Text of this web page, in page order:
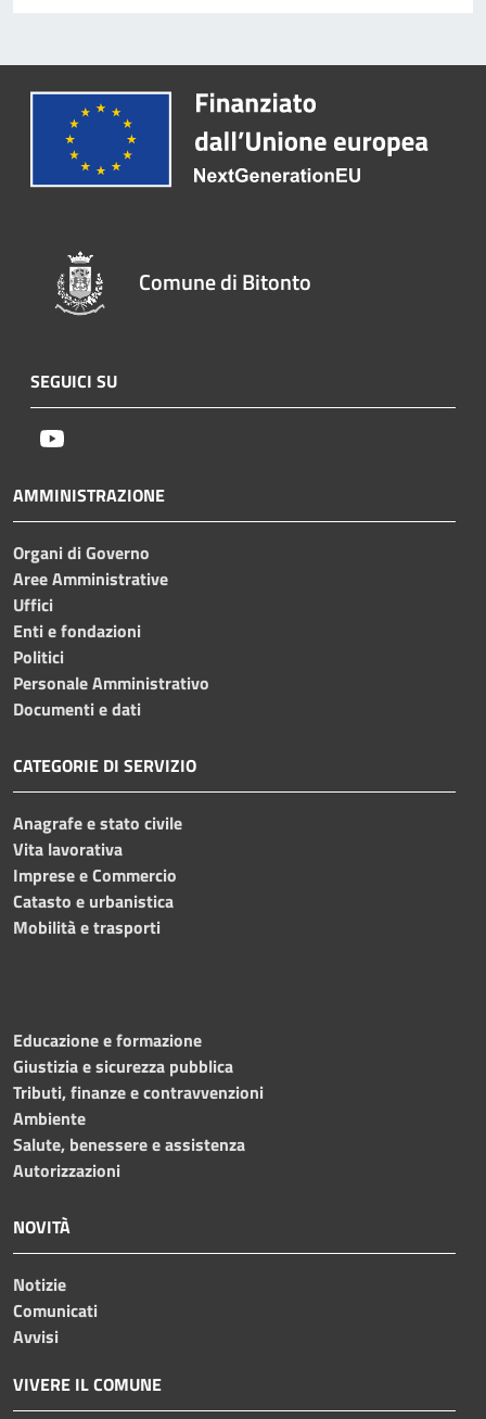
Comune di Bitonto
SEGUICI SU
AMMINISTRAZIONE
Organi di Governo
Aree Amministrative
Uffici
Enti e fondazioni
Politici
Personale Amministrativo
Documenti e dati
CATEGORIE DI SERVIZIO
Anagrafe e stato civile
Vita lavorativa
Imprese e Commercio
Catasto e urbanistica
Mobilità e trasporti
Educazione e formazione
Giustizia e sicurezza pubblica
Tributi, finanze e contravvenzioni
Ambiente
Salute, benessere e assistenza
Autorizzazioni
NOVITÀ
Notizie
Comunicati
Avvisi
VIVERE IL COMUNE